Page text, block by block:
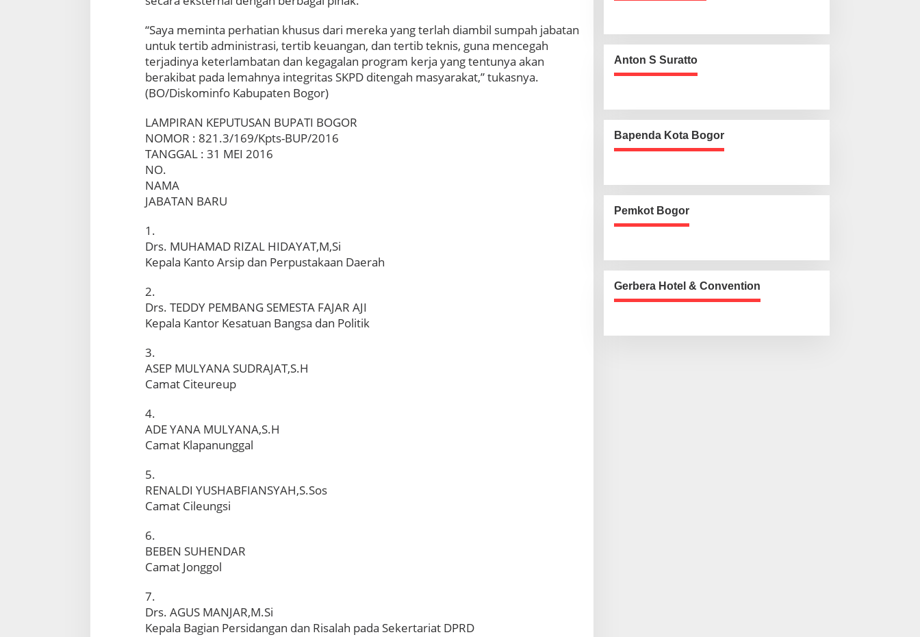
g
o
R
o
t
s
M
u
P
e
b
a
t
e
I
I
“Saya meminta perhatian khusus dari mereka yang terlah diambil sumpah jabatan
untuk tertib administrasi, tertib keuangan, dan tertib teknis, guna mencegah
terjadinya keterlambatan dan kegagalan program kerja yang tentunya akan
berakibat pada lemahnya integritas SKPD ditengah masyarakat,” tukasnya.
(BO/Diskominfo Kabupaten Bogor)
LAMPIRAN KEPUTUSAN BUPATI BOGOR
NOMOR : 821.3/169/Kpts-BUP/2016
TANGGAL : 31 MEI 2016
NO.
NAMA
JABATAN BARU
1.
Drs. MUHAMAD RIZAL HIDAYAT,M,Si
Kepala Kanto Arsip dan Perpustakaan Daerah
2.
Drs. TEDDY PEMBANG SEMESTA FAJAR AJI
Kepala Kantor Kesatuan Bangsa dan Politik
3.
ASEP MULYANA SUDRAJAT,S.H
Camat Citeureup
4.
ADE YANA MULYANA,S.H
Camat Klapanunggal
5.
RENALDI YUSHABFIANSYAH,S.Sos
Camat Cileungsi
6.
BEBEN SUHENDAR
Camat Jonggol
7.
Drs. AGUS MANJAR,M.Si
Kepala Bagian Persidangan dan Risalah pada Sekertariat DPRD
Anton S Suratto
Bapenda Kota Bogor
Pemkot Bogor
Gerbera Hotel & Convention